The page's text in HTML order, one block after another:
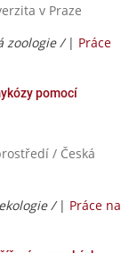
v Praze
zoologie / | Práce
pomocí
/ Česká
/ | Práce na